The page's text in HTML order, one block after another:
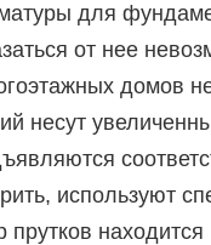
для
от нее
домов
несут
используют